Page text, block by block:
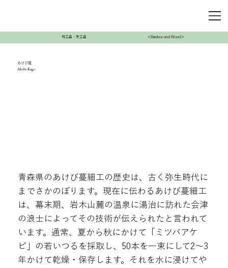
竹工品・木工品 ＜Bamboo and Wood＞
あけび籠
Akebi Kago
青森県のあけび蔓細工の歴史は、古く弥生時代に
までさかのぼります。現在に伝わるあけび蔓細工
は、幕末期、岩木山麓の温泉に湯治に訪れた会津
の浪士によってその技術が伝えられたと言われて
います。通常、夏から秋にかけて「ミツバアケ
ビ」の若いつるを採取し、50本を一束にして2～3
年かけて乾燥・保存します。それを水に浸けてや